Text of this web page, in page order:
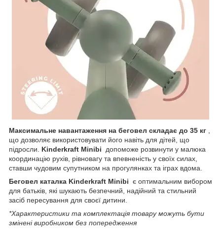
Максимальне навантаження на беговел складає до 35 кг
що дозволяє використовувати його навіть для дітей, що
підросли. Kinderkraft Minibi
допоможе розвинути у малюка
координацію рухів, рівновагу та впевненість у своїх силах,
ставши чудовим супутником на прогулянках та іграх вдома.
Беговел каталка Kinderkraft Minibi є оптимальним вибором
для батьків, які шукають безпечний, надійний та стильний
засіб пересування для своєї дитини.
*Характеристики та комплектація товару можуть бути
змінені виробником без попередження